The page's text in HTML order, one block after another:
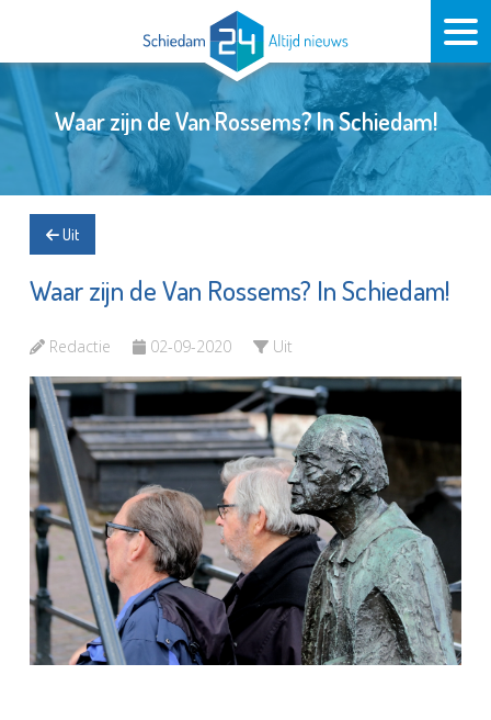
Waar zijn de Van Rossems? In Schiedam!
Uit
Waar zijn de Van Rossems? In Schiedam!
Redactie 02-09-2020 Uit